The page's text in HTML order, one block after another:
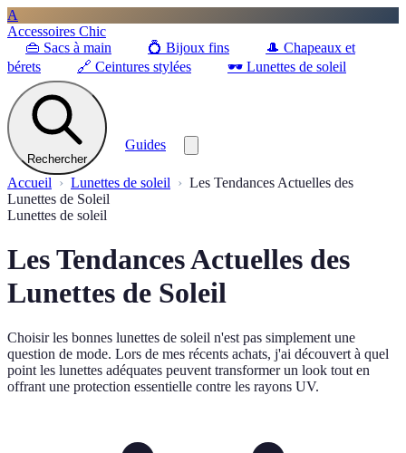
A
Accessoires Chic
👜 Sacs à main 💍 Bijoux fins 🎩 Chapeaux et
bérets
🔗 Ceintures stylées 🕶️ Lunettes de soleil
Rechercher
Guides
Accueil Lunettes de soleil
Les Tendances Actuelles des
Lunettes de Soleil
Lunettes de soleil
Les Tendances Actuelles des
Lunettes de Soleil
Choisir les bonnes lunettes de soleil n'est pas simplement une
question de mode. Lors de mes récents achats, j'ai découvert à quel
point les lunettes adéquates peuvent transformer un look tout en
offrant une protection essentielle contre les rayons UV.